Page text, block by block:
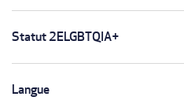
Statut 2ELGBTQIA+
Langue